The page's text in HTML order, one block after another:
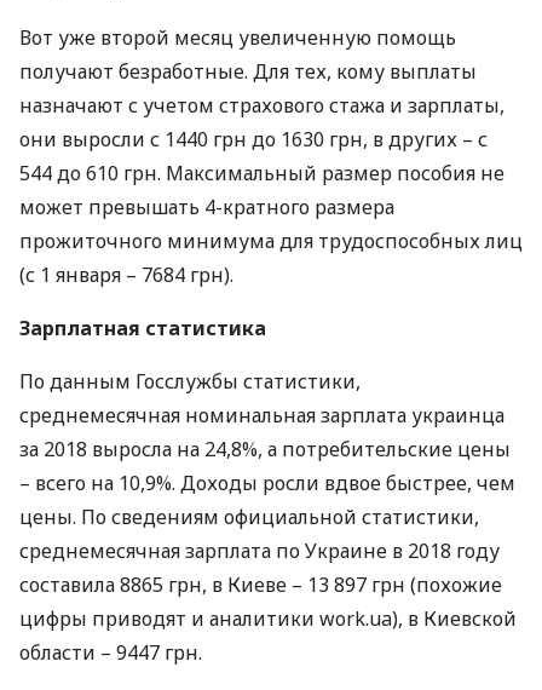
Вот уже второй месяц увеличенную помощь
получают безработные. Для тех, кому выплаты
назначают с учетом страхового стажа и зарплаты,
они выросли с 1440 грн до 1630 грн, в других – с
544 до 610 грн. Максимальный размер пособия не
может превышать 4-кратного размера
прожиточного минимума для трудоспособных лиц
(с 1 января – 7684 грн).
Зарплатная статистика
По данным Госслужбы статистики,
среднемесячная номинальная зарплата украинца
за 2018 выросла на 24,8%, а потребительские цены
– всего на 10,9%. Доходы росли вдвое быстрее, чем
цены. По сведениям официальной статистики,
среднемесячная зарплата по Украине в 2018 году
составила 8865 грн, в Киеве – 13 897 грн (похожие
цифры приводят и аналитики work.ua), в Киевской
области – 9447 грн.